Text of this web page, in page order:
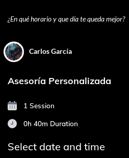
¿En qué horario y que día te queda mejor?
Carlos García
Asesoría Personalizada
1 Session
0h 40m Duration
Select date and time